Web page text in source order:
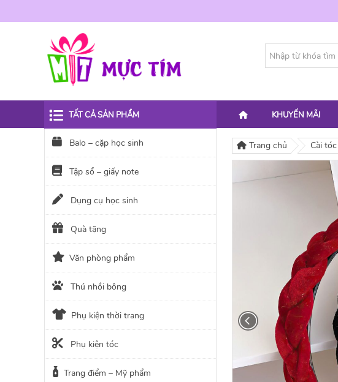
KHUYẾN MÃI
Trang chủ Cài tóc
TẤT CẢ SẢN PHẨM
Balo – cặp học sinh
Tập sổ – giấy note
Dụng cụ học sinh
Quà tặng
Văn phòng phẩm
Thú nhồi bông
Phụ kiện thời trang
Phụ kiện tóc
Trang điểm – Mỹ phẩm